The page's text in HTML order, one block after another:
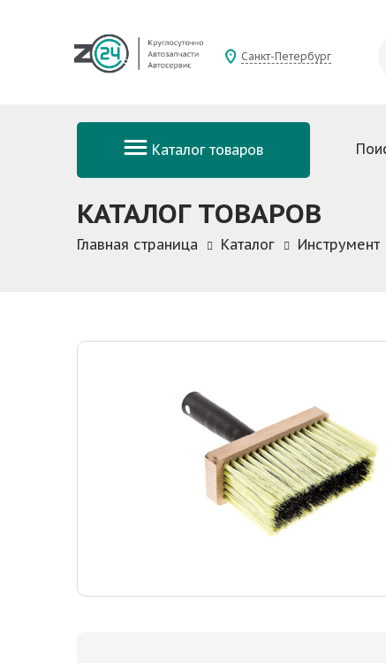
Санкт-Петербург
Каталог товаров
КАТАЛОГ ТОВАРОВ
Главная страница Каталог Инструмент